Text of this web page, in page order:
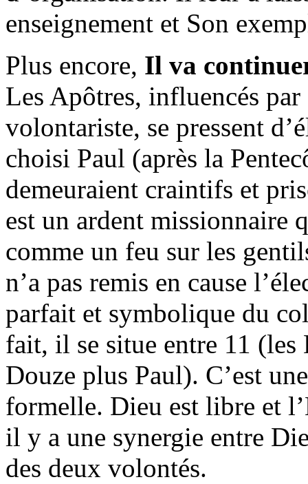
enseignement et Son
Plus encore, Il va
Les Apôtres, influencés
volontariste, se pressent
choisi Paul (après la
demeuraient craintifs et
est un ardent missionnaire
comme un feu sur les
n’a pas remis en cause
parfait et symbolique du
fait, il se situe entre 11 (les
Douze plus Paul). C’est
formelle. Dieu est libre et
il y a une synergie entre
des deux volontés.